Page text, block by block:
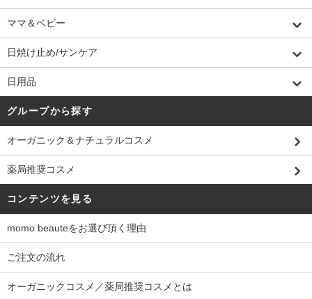
ママ＆ベビー
日焼け止め/サンケア
日用品
グループから探す
オーガニック＆ナチュラルコスメ
薬局推奨コスメ
コンテンツを見る
momo beauteをお選び頂く理由
ご注文の流れ
オーガニックコスメ／薬局推奨コスメとは